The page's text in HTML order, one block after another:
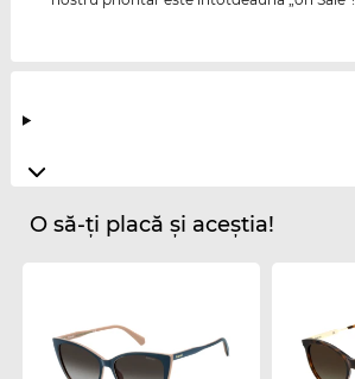
O să-ți placă și aceștia!